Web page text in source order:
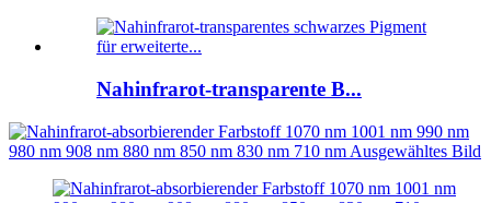
Nahinfrarot-transparente B...